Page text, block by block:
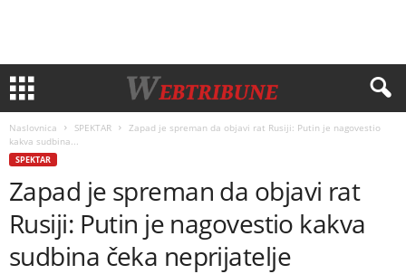
Naslovnica SPEKTAR
Zapad je spreman da objavi rat Rusiji: Putin je nagovestio
kakva sudbina...
SPEKTAR
Zapad je spreman da objavi rat
Rusiji: Putin je nagovestio kakva
sudbina čeka neprijatelje